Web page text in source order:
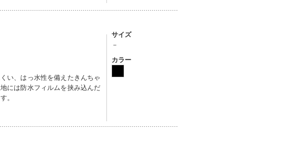
い、はっ水性を備えたきんちゃ
には防水フィルムを挟み込んだ
。
サイズ
－
カラー